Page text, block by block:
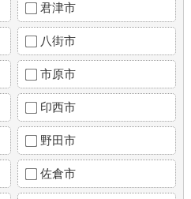
君津市
八街市
市原市
印西市
野田市
佐倉市